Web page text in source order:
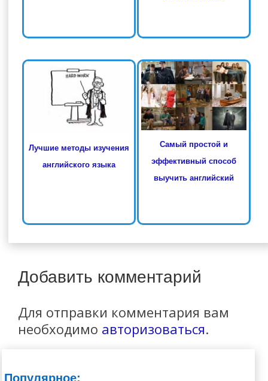
Лучшие методы изучения
английского языка
Самый простой и
эффективный способ
выучить английский
Добавить комментарий
Для отправки комментария вам
необходимо авторизоваться.
Популярное: